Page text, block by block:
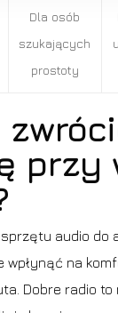
Dla osób
szukających
prostoty
przy
audio do
wpłynąć na
Dobre radio to